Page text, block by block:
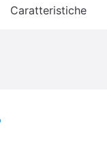
Caratteristiche